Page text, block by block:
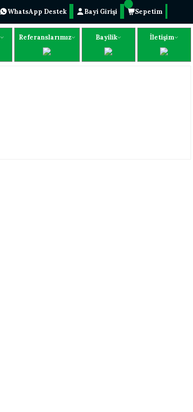
WhatsApp Destek Bayi Girişi Sepetim
Referanslarımız Bayilik İletişim